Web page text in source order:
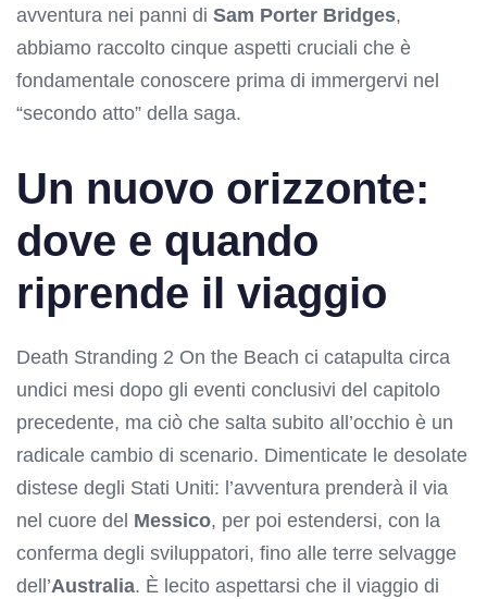
avventura nei panni di Sam Porter Bridges,
abbiamo raccolto cinque aspetti cruciali che è
fondamentale conoscere prima di immergervi nel
“secondo atto” della saga.
Un nuovo orizzonte:
dove e quando
riprende il viaggio
Death Stranding 2 On the Beach ci catapulta circa
undici mesi dopo gli eventi conclusivi del capitolo
precedente, ma ciò che salta subito all’occhio è un
radicale cambio di scenario. Dimenticate le desolate
distese degli Stati Uniti: l’avventura prenderà il via
nel cuore del Messico, per poi estendersi, con la
conferma degli sviluppatori, fino alle terre selvagge
dell’Australia. È lecito aspettarsi che il viaggio di